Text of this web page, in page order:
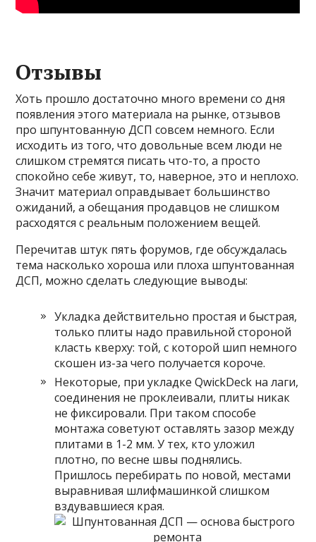
Отзывы
Хоть прошло достаточно много времени со дня
появления этого материала на рынке, отзывов
про шпунтованную ДСП совсем немного. Если
исходить из того, что довольные всем люди не
слишком стремятся писать что-то, а просто
спокойно себе живут, то, наверное, это и неплохо.
Значит материал оправдывает большинство
ожиданий, а обещания продавцов не слишком
расходятся с реальным положением вещей.
Перечитав штук пять форумов, где обсуждалась
тема насколько хороша или плоха шпунтованная
ДСП, можно сделать следующие выводы:
Укладка действительно простая и быстрая,
только плиты надо правильной стороной
класть кверху: той, с которой шип немного
скошен из-за чего получается короче.
Некоторые, при укладке QwickDeck на лаги,
соединения не проклеивали, плиты никак
не фиксировали. При таком способе
монтажа советуют оставлять зазор между
плитами в 1-2 мм. У тех, кто уложил
плотно, по весне швы поднялись.
Пришлось перебирать по новой, местами
выравнивая шлифмашинкой слишком
вздувавшиеся края.